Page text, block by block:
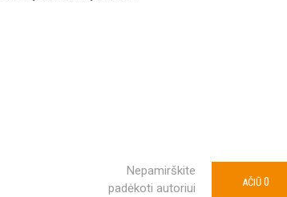
Nepamirškite
padėkoti autoriui
AČIŪ 0